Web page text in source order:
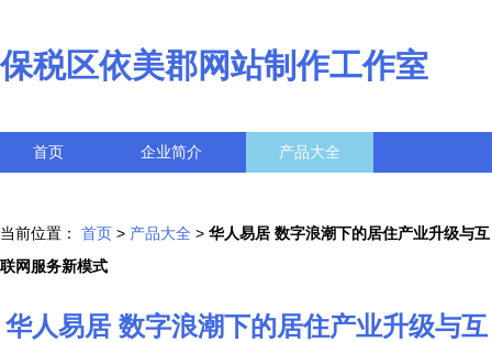
保税区依美郡网站制作工作室
首页 企业简介 产品大全
当前位置： 首页 > 产品大全 > 华人易居 数字浪潮下的居住产业升级与互
联网服务新模式
华人易居 数字浪潮下的居住产业升级与互